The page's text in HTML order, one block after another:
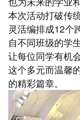
本次活动打破传
灵活编排成12个
自不同班级的学
让每位同学有机
这个多元而温馨
的精彩篇章。